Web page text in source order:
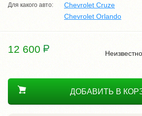
Для какого авто:
Chevrolet Cruze
Chevrolet Orlando
12 600 Неизвестно
ДОБАВИТЬ В